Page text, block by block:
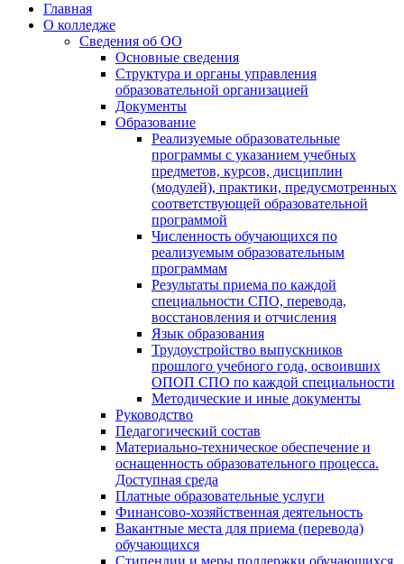
Главная
О колледже
Сведения об ОО
Основные сведения
Структура и органы управления
образовательной организацией
Документы
Образование
Реализуемые образовательные
программы с указанием учебных
предметов, курсов, дисциплин
(модулей), практики, предусмотренных
соответствующей образовательной
программой
Численность обучающихся по
реализуемым образовательным
программам
Результаты приема по каждой
специальности СПО, перевода,
восстановления и отчисления
Язык образования
Трудоустройство выпускников
прошлого учебного года, освоивших
ОПОП СПО по каждой специальности
Методические и иные документы
Руководство
Педагогический состав
Материально-техническое обеспечение и
оснащенность образовательного процесса.
Доступная среда
Платные образовательные услуги
Финансово-хозяйственная деятельность
Вакантные места для приема (перевода)
обучающихся
Стипендии и меры поддержки обучающихся